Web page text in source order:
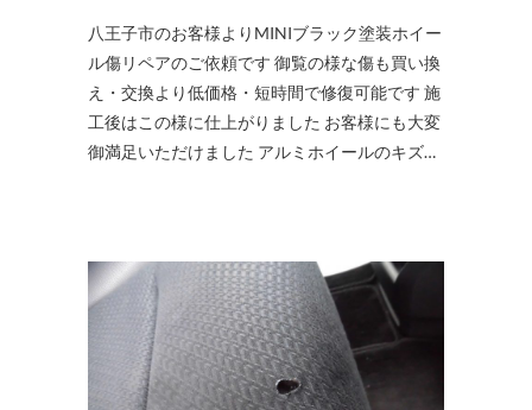
八王子市のお客様よりMINIブラック塗装ホイー
ル傷リペアのご依頼です 御覧の様な傷も買い換
え・交換より低価格・短時間で修復可能です 施
工後はこの様に仕上がりました お客様にも大変
御満足いただけました アルミホイールのキズ…